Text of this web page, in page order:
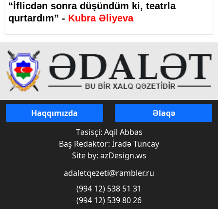
“İflicdən sonra düşündüm ki, teatrla
qurtardım” - Kubra Əliyeva
Haqqımızda
Əlaqə
Təsisçi: Aqil Abbas
Baş Redaktor: İradə Tuncay
Site by: azDesign.ws
adaletqezeti@rambler.ru
(994 12) 538 51 31
(994 12) 539 80 26